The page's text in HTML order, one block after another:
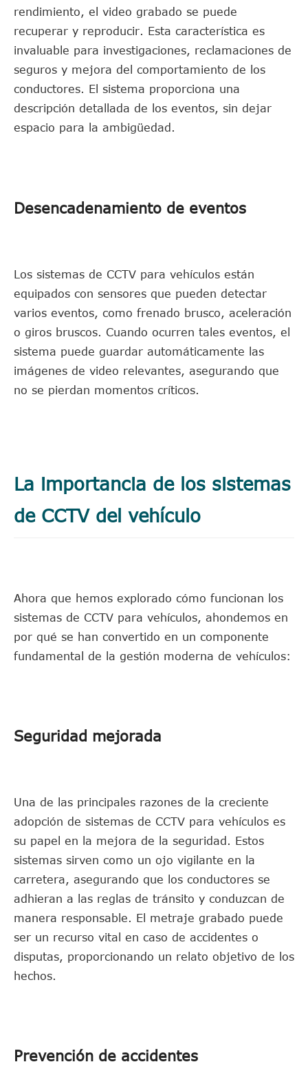
rendimiento, el video grabado se puede
recuperar y reproducir. Esta característica es
invaluable para investigaciones, reclamaciones de
seguros y mejora del comportamiento de los
conductores. El sistema proporciona una
descripción detallada de los eventos, sin dejar
espacio para la ambigüedad.
Desencadenamiento de eventos
Los sistemas de CCTV para vehículos están
equipados con sensores que pueden detectar
varios eventos, como frenado brusco, aceleración
o giros bruscos. Cuando ocurren tales eventos, el
sistema puede guardar automáticamente las
imágenes de video relevantes, asegurando que
no se pierdan momentos críticos.
La importancia de los sistemas
de CCTV del vehículo
Ahora que hemos explorado cómo funcionan los
sistemas de CCTV para vehículos, ahondemos en
por qué se han convertido en un componente
fundamental de la gestión moderna de vehículos:
Seguridad mejorada
Una de las principales razones de la creciente
adopción de sistemas de CCTV para vehículos es
su papel en la mejora de la seguridad. Estos
sistemas sirven como un ojo vigilante en la
carretera, asegurando que los conductores se
adhieran a las reglas de tránsito y conduzcan de
manera responsable. El metraje grabado puede
ser un recurso vital en caso de accidentes o
disputas, proporcionando un relato objetivo de los
hechos.
Prevención de accidentes